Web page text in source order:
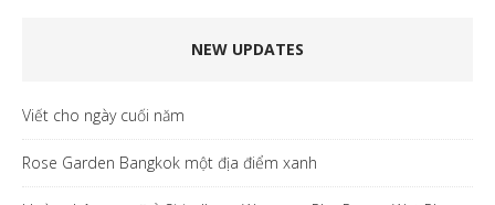
NEW UPDATES
Viết cho ngày cuối năm
Rose Garden Bangkok một địa điểm xanh